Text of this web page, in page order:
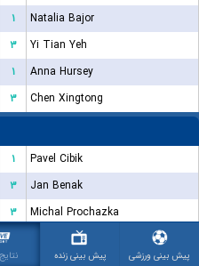
۱
Natalia Bajor
۳
Yi Tian Yeh
۱
Anna Hursey
۳
Chen Xingtong
۱
Pavel Cibik
۳
Jan Benak
۳
Michal Prochazka
۲
Sylwester Wloszek
پیش بینی ورزشی پیش بینی زنده